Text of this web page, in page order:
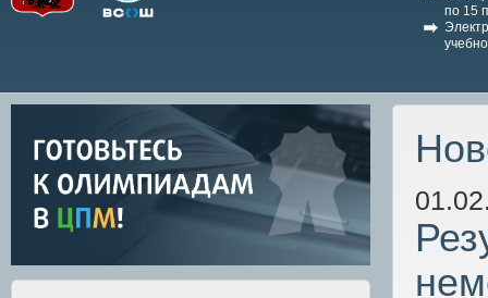
по 15